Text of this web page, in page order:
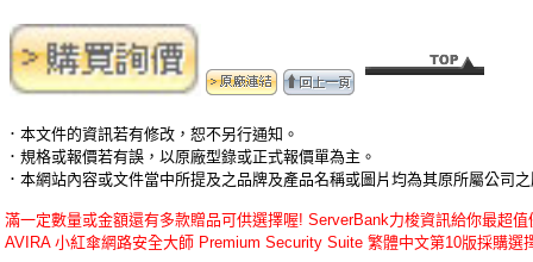
．本文件的資訊若有修改，恕不另行通知。
．規格或報價若有誤，以原廠型錄或正式報價單為主。
．本網站內容或文件當中所提及之品牌及產品名稱或圖片均為其原所屬公司
滿一定數量或金額還有多款贈品可供選擇喔! ServerBank力梭資訊給你最超
AVIRA 小紅傘網路安全大師 Premium Security Suite 繁體中文第10版採購選